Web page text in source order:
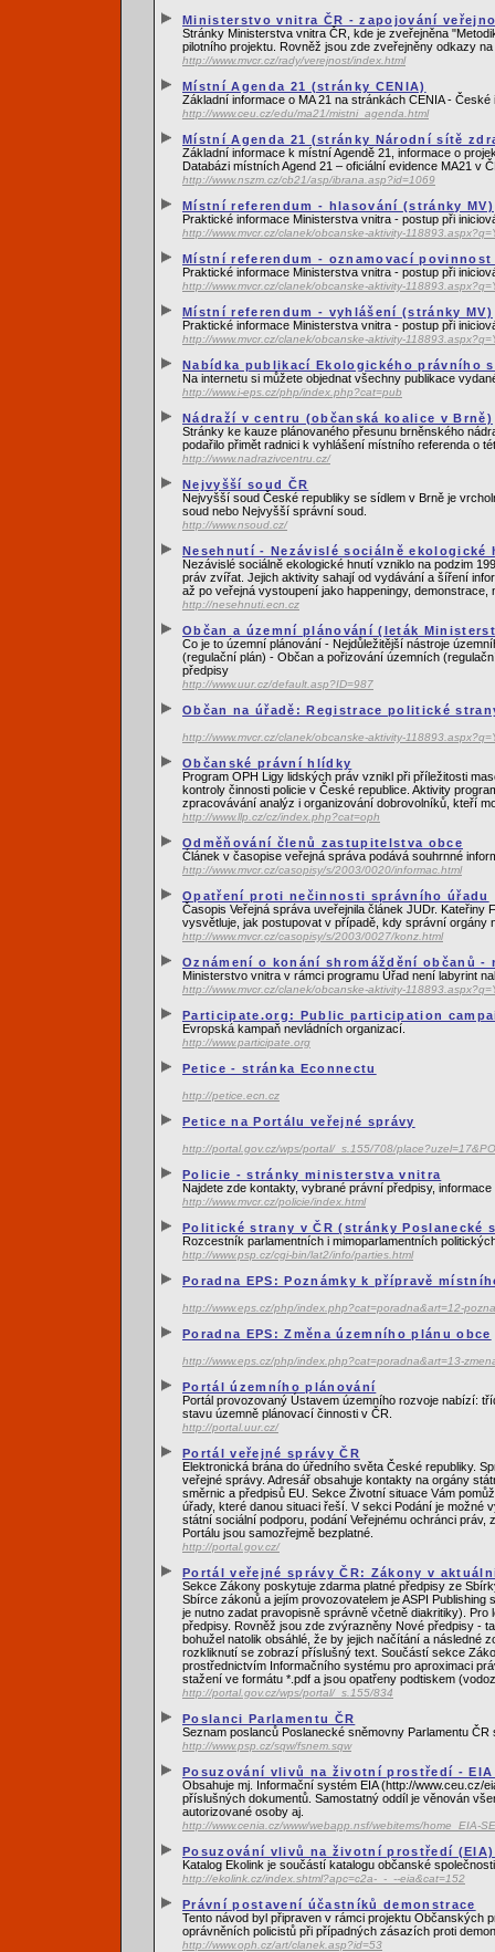
Ministerstvo vnitra ČR - zapojování
Stránky Ministerstva vnitra ČR, kde je zveřejněna
pilotního projektu. Rovněž jsou zde zveřejněny odkazy
http://www.mvcr.cz/rady/verejnost/index.html
Místní Agenda 21 (stránky CENIA)
Základní informace o MA 21 na stránkách CENIA -
http://www.ceu.cz/edu/ma21/mistni_agenda.html
Místní Agenda 21 (stránky Národní sítě
Základní informace k místní Agendě 21, informace o
Databázi místních Agend 21 – oficiální evidence MA21 v
http://www.nszm.cz/cb21/asp/ibrana.asp?id=1069
Místní referendum - hlasování (stránky MV)
Praktické informace Ministerstva vnitra - postup při
http://www.mvcr.cz/clanek/obcanske-aktivity-
Místní referendum - oznamovací povinnost
Praktické informace Ministerstva vnitra - postup při
http://www.mvcr.cz/clanek/obcanske-aktivity-
Místní referendum - vyhlášení (stránky MV)
Praktické informace Ministerstva vnitra - postup při
http://www.mvcr.cz/clanek/obcanske-aktivity-
Nabídka publikací Ekologického právního
Na internetu si můžete objednat všechny publikace
http://www.i-eps.cz/php/index.php?cat=pub
Nádraží v centru (občanská koalice v Brně)
Stránky ke kauze plánovaného přesunu brněnského
podařilo přimět radnici k vyhlášení místního referenda o
http://www.nadrazivcentru.cz/
Nejvyšší soud ČR
Nejvyšší soud České republiky se sídlem v Brně je
soud nebo Nejvyšší správní soud.
http://www.nsoud.cz/
Nesehnutí - Nezávislé sociálně ekologické
Nezávislé sociálně ekologické hnutí vzniklo na podzim
práv zvířat. Jejich aktivity sahají od vydávání a šíření
až po veřejná vystoupení jako happeningy, demonstrace,
http://nesehnuti.ecn.cz
Občan a územní plánování (leták
Co je to územní plánování - Nejdůležitější nástroje
(regulační plán) - Občan a pořizování územních
předpisy
http://www.uur.cz/default.asp?ID=987
Občan na úřadě: Registrace politické
http://www.mvcr.cz/clanek/obcanske-aktivity-
Občanské právní hlídky
Program OPH Ligy lidských práv vznikl při příležitosti
kontroly činnosti policie v České republice. Aktivity
zpracovávání analýz i organizování dobrovolníků, kteří
http://www.llp.cz/cz/index.php?cat=oph
Odměňování členů zastupitelstva obce
Ćlánek v časopise veřejná správa podává souhrnné
http://www.mvcr.cz/casopisy/s/2003/0020/informac.html
Opatření proti nečinnosti správního úřadu
Časopis Veřejná správa uveřejnila článek JUDr.
vysvětluje, jak postupovat v případě, kdy správní orgány
http://www.mvcr.cz/casopisy/s/2003/0027/konz.html
Oznámení o konání shromáždění občanů
Ministerstvo vnitra v rámci programu Úřad není labyrint
http://www.mvcr.cz/clanek/obcanske-aktivity-
Participate.org: Public participation
Evropská kampaň nevládních organizací.
http://www.participate.org
Petice - stránka Econnectu
http://petice.ecn.cz
Petice na Portálu veřejné správy
http://portal.gov.cz/wps/portal/_s.155/708/
Policie - stránky ministerstva vnitra
Najdete zde kontakty, vybrané právní předpisy,
http://www.mvcr.cz/policie/index.html
Politické strany v ČR (stránky Poslanecké
Rozcestník parlamentních i mimoparlamentních
http://www.psp.cz/cgi-bin/lat2/info/parties.html
Poradna EPS: Poznámky k přípravě
http://www.eps.cz/php/index.php?cat=poradna&art=12-
Poradna EPS: Změna územního plánu obce
http://www.eps.cz/php/index.php?cat=poradna&art=13-
Portál územního plánování
Portál provozovaný Ústavem územního rozvoje nabízí:
stavu územně plánovací činnosti v ČR.
http://portal.uur.cz/
Portál veřejné správy ČR
Elektronická brána do úředního světa České republiky.
veřejné správy. Adresář obsahuje kontakty na orgány
směrnic a předpisů EU. Sekce Životní situace Vám
úřady, které danou situaci řeší. V sekci Podání je možné
státní sociální podporu, podání Veřejnému ochránci
Portálu jsou samozřejmě bezplatné.
http://portal.gov.cz/
Portál veřejné správy ČR: Zákony v
Sekce Zákony poskytuje zdarma platné předpisy ze
Sbírce zákonů a jejím provozovatelem je ASPI
je nutno zadat pravopisně správně včetně diakritiky).
předpisy. Rovněž jsou zde zvýrazněny Nové předpisy -
bohužel natolik obsáhlé, že by jejich načítání a následné
rozkliknutí se zobrazí příslušný text. Součástí sekce
prostřednictvím Informačního systému pro aproximaci
stažení ve formátu *.pdf a jsou opatřeny podtiskem
http://portal.gov.cz/wps/portal/_s.155/834
Poslanci Parlamentu ČR
Seznam poslanců Poslanecké sněmovny Parlamentu ČR
http://www.psp.cz/sqw/fsnem.sqw
Posuzování vlivů na životní prostředí - EIA
Obsahuje mj. Informační systém EIA (http://www.ceu.cz/
příslušných dokumentů. Samostatný oddíl je věnován
autorizované osoby aj.
http://www.cenia.cz/www/webapp.nsf/webitems/home_EIA-
Posuzování vlivů na životní prostředí
Katalog Ekolink je součástí katalogu občanské
http://ekolink.cz/index.shtml?apc=c2a-_-_--eia&cat=152
Právní postavení účastníků demonstrace
Tento návod byl připraven v rámci projektu Občanských
oprávněních policistů při případných zásazích proti
http://www.oph.cz/art/clanek.asp?id=53